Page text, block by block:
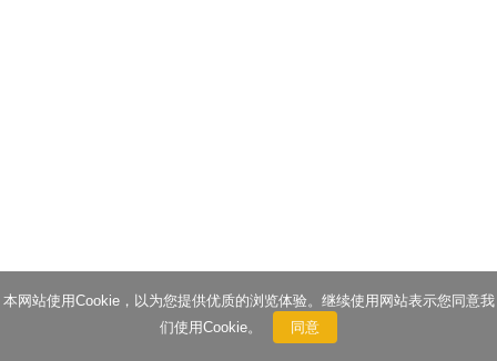
本网站使用Cookie，以为您提供优质的浏览体验。继续使用网站表示您同意我
们使用Cookie。
同意